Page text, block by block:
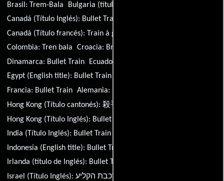
Brasil:Trem-Bala Bulgaria (título búlgaro):
Canadá (Título Inglés): Bullet Train
Canadá (Título francés): Train à grande vitesse
Colombia: Tren bala Croacia: Brzina metka
Dinamarca: Bullet Train Ecuador:
Egypt (English title): Bullet Train
Francia: Bullet Train Alemania:
Hong Kong (Título cantonés):殺手列車
Hong Kong (Título Inglés): Bullet Train
India (Título Inglés): Bullet Train
Indonesia (English title): Bullet Train
Irlanda (título de Inglés): Bullet Train
Israel (Título Inglés):רכבת הקליע